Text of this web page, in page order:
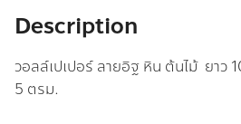
quantity
Description
วอลล์เปเปอร์ ลายอิฐ หิน ต้นไม้ ยาว
5 ตรม.